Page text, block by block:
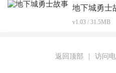
地下城勇士
v1.03 / 31.5MB
返回顶部 访问